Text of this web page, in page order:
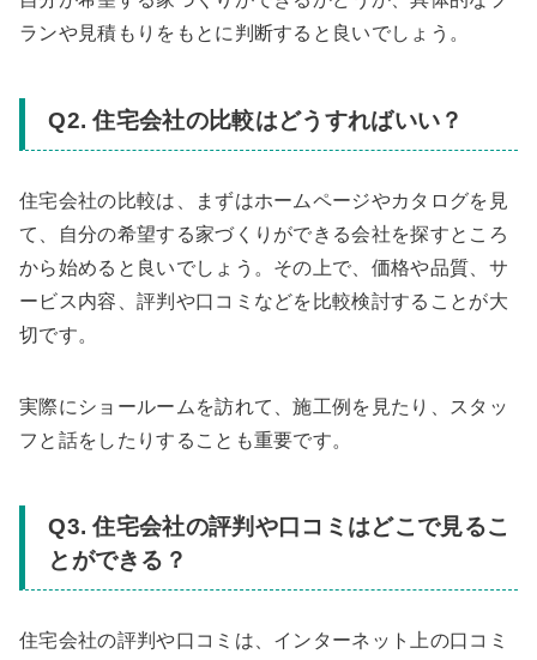
ランや見積もりをもとに判断すると良いでしょう。
Q2. 住宅会社の比較はどうすればいい？
住宅会社の比較は、まずはホームページやカタログを見
て、自分の希望する家づくりができる会社を探すところ
から始めると良いでしょう。その上で、価格や品質、サ
ービス内容、評判や口コミなどを比較検討することが大
切です。
実際にショールームを訪れて、施工例を見たり、スタッ
フと話をしたりすることも重要です。
Q3. 住宅会社の評判や口コミはどこで見るこ
とができる？
住宅会社の評判や口コミは、インターネット上の口コミ